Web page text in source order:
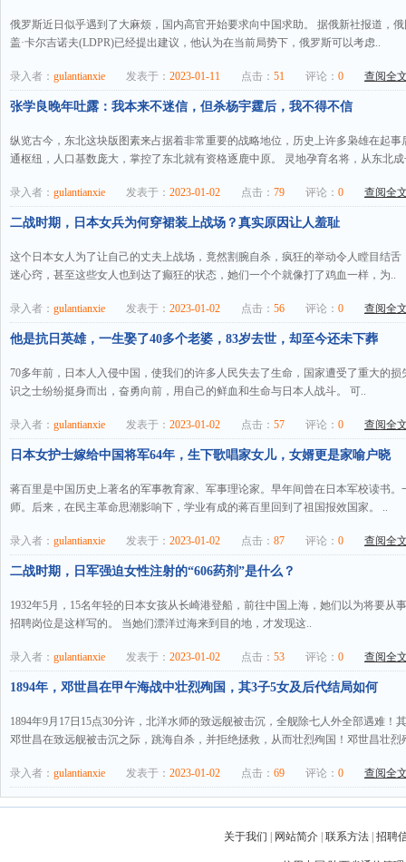
俄罗斯近日似乎遇到了大麻烦，国内高官开始要求向中国求助。 据俄新社报道，
盖·卡尔吉诺夫(LDPR)已经提出建议，他认为在当前局势下，俄罗斯可以考虑..
录入者： gulantianxie 发表于： 2023-01-11 点击： 51 评论： 0 查阅全
张学良晚年吐露：我本来不迷信，但杀杨宇霆后，我不得不信
纵览古今，东北这块版图素来占据着非常重要的战略地位，历史上许多枭雄在起
通枢纽，人口基数庞大，掌控了东北就有资格逐鹿中原。 灵地孕育名将，从东北
录入者： gulantianxie 发表于： 2023-01-02 点击： 79 评论： 0 查阅全
二战时期，日本女兵为何穿裙装上战场？真实原因让人羞耻
这个日本女人为了让自己的丈夫上战场，竟然割腕自杀，疯狂的举动令人瞠目结
迷心窍，甚至这些女人也到达了癫狂的状态，她们一个个就像打了鸡血一样，为..
录入者： gulantianxie 发表于： 2023-01-02 点击： 56 评论： 0 查阅全
他是抗日英雄，一生娶了40多个老婆，83岁去世，却至今还未下葬
70多年前，日本人入侵中国，使我们的许多人民失去了生命，国家遭受了重大的
识之士纷纷挺身而出，奋勇向前，用自己的鲜血和生命与日本人战斗。 可..
录入者： gulantianxie 发表于： 2023-01-02 点击： 57 评论： 0 查阅全
日本女护士嫁给中国将军64年，生下歌唱家女儿，女婿更是家喻户晓
蒋百里是中国历史上著名的军事教育家、军事理论家。早年间曾在日本军校读书
师。后来，在民主革命思潮影响下，学业有成的蒋百里回到了祖国报效国家。 ..
录入者： gulantianxie 发表于： 2023-01-02 点击： 87 评论： 0 查阅全
二战时期，日军强迫女性注射的“606药剂”是什么？
1932年5月，15名年轻的日本女孩从长崎港登船，前往中国上海，她们以为将要从
招聘岗位是这样写的。 当她们漂洋过海来到目的地，才发现这..
录入者： gulantianxie 发表于： 2023-01-02 点击： 53 评论： 0 查阅全
1894年，邓世昌在甲午海战中壮烈殉国，其3子5女及后代结局如何
1894年9月17日15点30分许，北洋水师的致远舰被击沉，全舰除七人外全部遇难！
邓世昌在致远舰被击沉之际，跳海自杀，并拒绝拯救，从而壮烈殉国！邓世昌壮烈
录入者： gulantianxie 发表于： 2023-01-02 点击： 69 评论： 0 查阅全
关于我们 网站简介 联系方法 招聘